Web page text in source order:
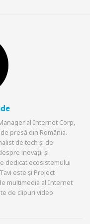
al Internet Corp,
presă din România.
de tech și de
inovații și
dedicat ecosistemului
este și Project
multimedia al Internet
de clipuri video